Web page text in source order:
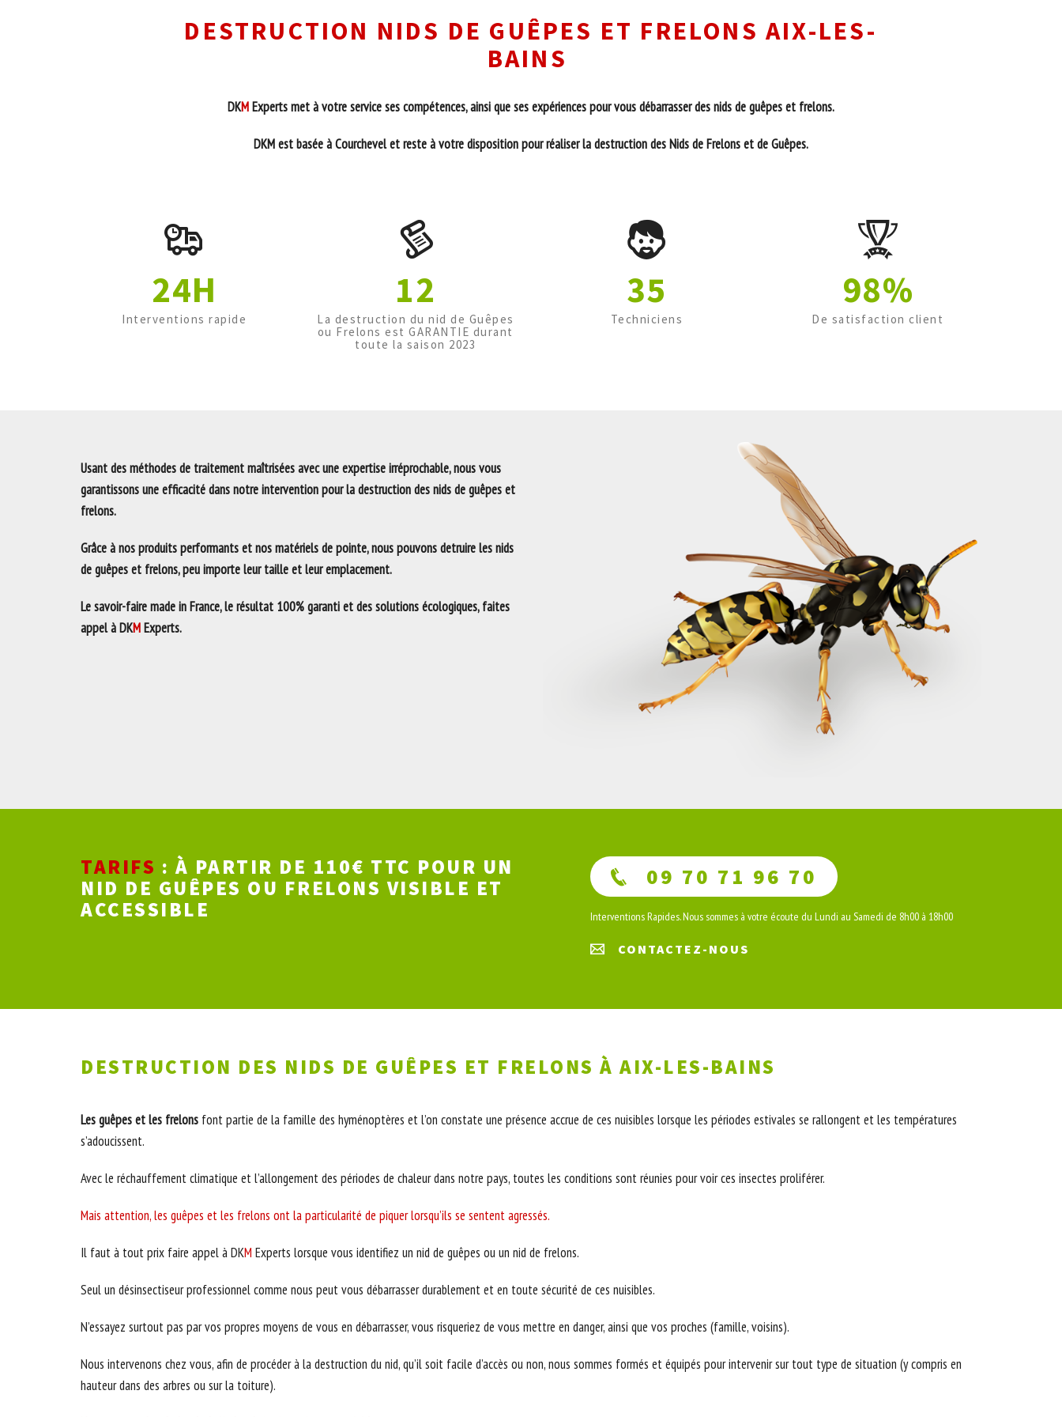
DESTRUCTION NIDS DE GUÊPES ET FRELONS AIX-LES-
BAINS
DKMExperts met à votre service ses compétences, ainsi que ses expériences pour vous débarrasser des nids de guêpes et frelons.
DKM est basée à Courchevel et reste à votre disposition pour réaliser la destruction des Nids de Frelons et de Guêpes.
24H
Interventions rapide
12
La destruction du nid de Guêpes
ou Frelons est GARANTIE durant
toute la saison 2023
35
Techniciens
98%
De satisfaction client
Usant des méthodes de traitement maîtrisées avec une expertise irréprochable, nous vous
garantissons une efficacité dans notre intervention pour la destruction des nids de guêpes et
frelons.
Grâce à nos produits performants et nos matériels de pointe, nous pouvons detruire les nids
de guêpes et frelons, peu importe leur taille et leur emplacement.
Le savoir-faire made in France, le résultat 100% garanti et des solutions écologiques, faites
appel à DKMExperts.
TARIFS : À PARTIR DE 110€ TTC POUR UN
NID DE GUÊPES OU FRELONS VISIBLE ET
ACCESSIBLE
09 70 71 96 70
Interventions Rapides. Nous sommes à votre écoute du Lundi au Samedi de 8h00 à 18h00
CONTACTEZ-NOUS
DESTRUCTION DES NIDS DE GUÊPES ET FRELONS À AIX-LES-BAINS
Les guêpes et les frelons font partie de la famille des hyménoptères et l’on constate une présence accrue de ces nuisibles lorsque les périodes estivales se rallongent et les températures
s’adoucissent.
Avec le réchauffement climatique et l’allongement des périodes de chaleur dans notre pays, toutes les conditions sont réunies pour voir ces insectes proliférer.
Mais attention, les guêpes et les frelons ont la particularité de piquer lorsqu’ils se sentent agressés.
Il faut à tout prix faire appel à DKM Experts lorsque vous identifiez un nid de guêpes ou un nid de frelons.
Seul un désinsectiseur professionnel comme nous peut vous débarrasser durablement et en toute sécurité de ces nuisibles.
N’essayez surtout pas par vos propres moyens de vous en débarrasser, vous risqueriez de vous mettre en danger, ainsi que vos proches (famille, voisins).
Nous intervenons chez vous, afin de procéder à la destruction du nid, qu’il soit facile d’accès ou non, nous sommes formés et équipés pour intervenir sur tout type de situation (y compris en
hauteur dans des arbres ou sur la toiture).